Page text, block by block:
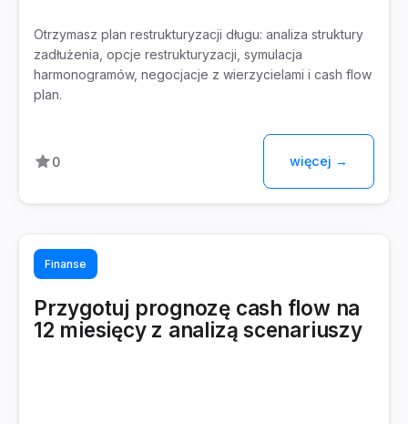
Otrzymasz plan restrukturyzacji długu: analiza struktury
zadłużenia, opcje restrukturyzacji, symulacja
harmonogramów, negocjacje z wierzycielami i cash flow
plan.
0 więcej →
Finanse
Przygotuj prognozę cash flow na
12 miesięcy z analizą scenariuszy